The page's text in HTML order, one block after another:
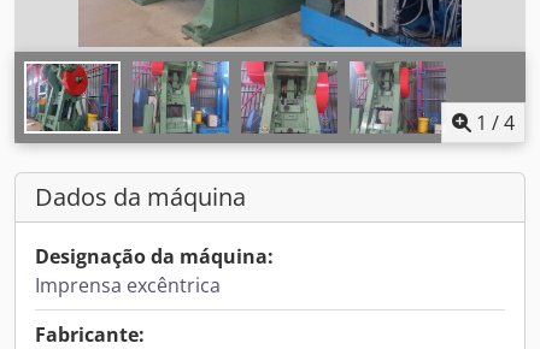
1 /4
Dados da máquina
Designação da máquina:
Imprensa excêntrica
Fabricante: